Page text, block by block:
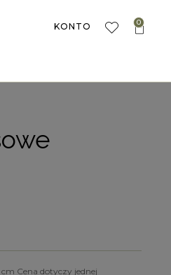
KONTO 0
Cena dotyczy jednej